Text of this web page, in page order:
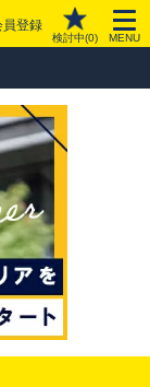
員登録
検討中(0) MENU